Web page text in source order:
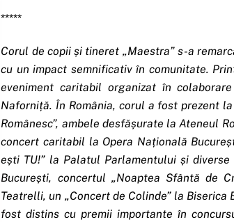
*****
Corul de copii și tineret „Maestra” s-a
cu un impact semnificativ în comunitate.
eveniment caritabil organizat în
Naforniță. În România, corul a fost prezent
Românesc”, ambele desfășurate la Ateneul
concert caritabil la Opera Națională
ești TU!” la Palatul Parlamentului și
București, concertul „Noaptea Sfântă de
Teatrelli, un „Concert de Colinde” la
fost distins cu premii importante în